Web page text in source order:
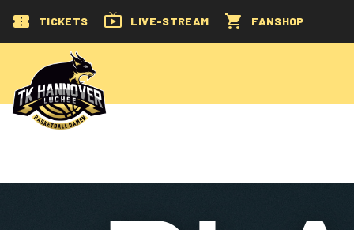
TICKETS LIVE-STREAM FANSHOP